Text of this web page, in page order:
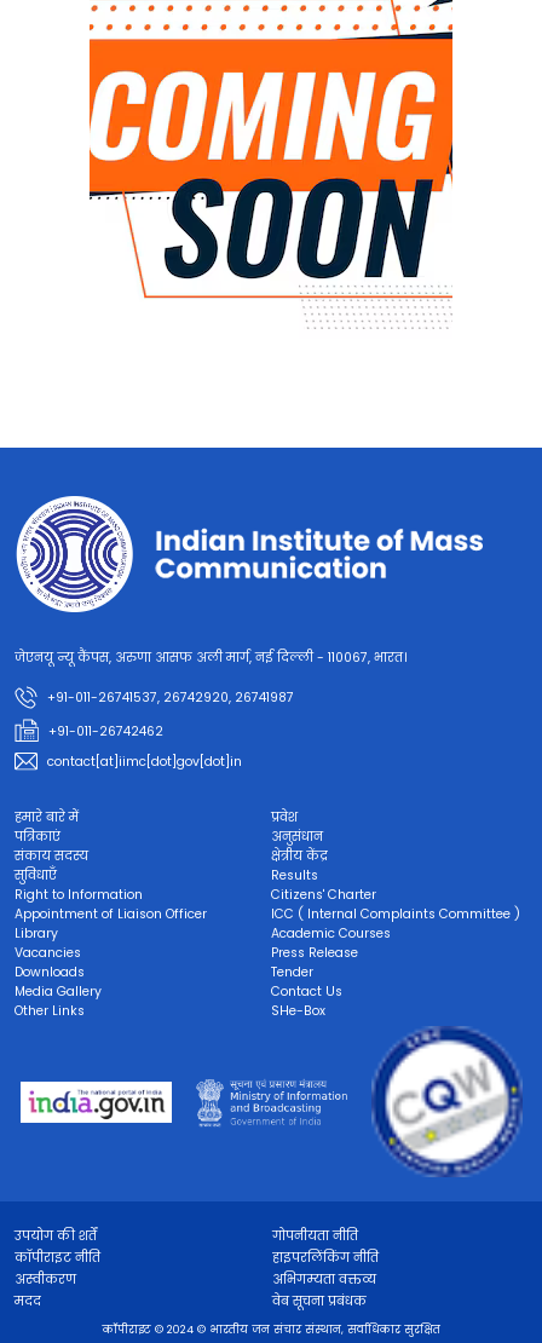
जेएनयू न्यू कैंपस, अरुणा आसफ अली मार्ग, नई दिल्ली - 110067, भारत।
+91-011-26741537, 26742920, 26741987
+91-011-26742462
contact[at]iimc[dot]gov[dot]in
हमारे बारे में
प्रवेश
पत्रिकाएं
अनुसंधान
संकाय सदस्य
क्षेत्रीय केंद्र
सुविधाएँ
Results
Right to Information
Citizens' Charter
Appointment of Liaison Officer
ICC ( Internal Complaints Committee )
Library
Academic Courses
Vacancies
Press Release
Downloads
Tender
Media Gallery
Contact Us
Other Links
SHe-Box
उपयोग की शर्तें
गोपनीयता नीति
कॉपीराइट नीति
हाइपरलिंकिंग नीति
अस्वीकरण
अभिगम्यता वक्तव्य
मदद
वेब सूचना प्रबंधक
कॉपीराइट © 2024 © भारतीय जन संचार संस्थान, सर्वाधिकार सुरक्षित